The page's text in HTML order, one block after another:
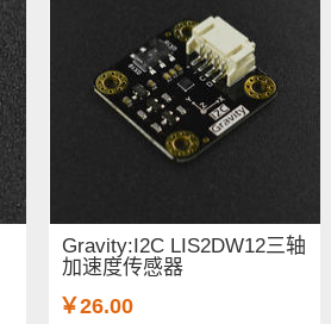
Gravity:I2C LIS2DW12三轴
加速度传感器
￥26.00